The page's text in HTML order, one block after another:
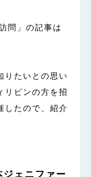
問」の記事は
りたいとの思い
リピンの方を招
したので、紹介
ェニファー